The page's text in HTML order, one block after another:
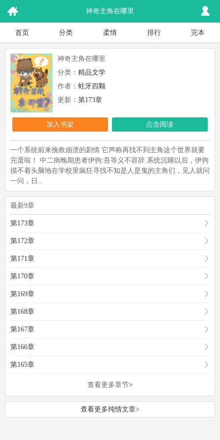
神奇主角在哪里
首页 分类 柔情 排行 完本
神奇主角在哪里
分类： 精品文学
作者： 蛀牙四颗
更新： 第173章
加入书架 点击阅读
一个系统前来挽救崩溃的剧情 它声称再找不到主角这个世界就要
完蛋啦！ 中二病晚期患者伊驹:吾等义不容辞 系统沉睡以后，伊驹
摸不着头脑地在学校里疯狂寻找不知是人是鬼的主角们，见人就问
一问，日..
最新9章
第173章
第172章
第171章
第170章
第169章
第168章
第167章
第166章
第165章
查看更多章节>
查看更多纯情文章>